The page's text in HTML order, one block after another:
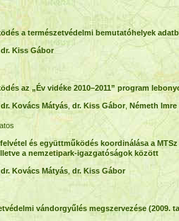
a természetvédelmi bemutatóhelyek
dr. Kiss Gábor
az „Év vidéke 2010–2011” program
dr. Kovács Mátyás dr. Kiss Gábor Németh Imre
és együttműködés koordinálása a
a nemzetipark-igazgatóságok között
dr. Kovács Mátyás dr. Kiss Gábor
vándorgyűlés megszervezése (2009.